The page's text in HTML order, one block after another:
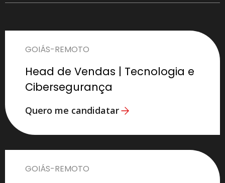
GOIÁS-REMOTO
Head de Vendas | Tecnologia e
Cibersegurança
Quero me candidatar
GOIÁS-REMOTO